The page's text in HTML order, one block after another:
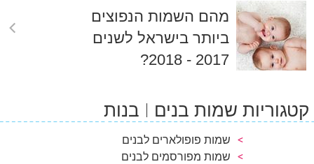
מהם השמות הנפוצים
ביותר בישראל לשנים
2017 - 2018?
קטגוריות שמות בנים בנות
שמות פופולארים לבנים
שמות מפורסמים לבנים